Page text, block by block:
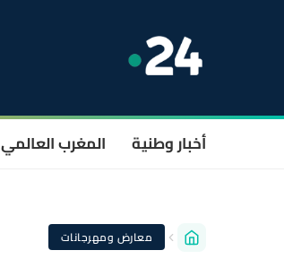
أخبار وطنية المغرب العالمي
معارض ومهرجانات